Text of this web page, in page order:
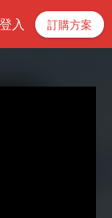
登入 訂購方案